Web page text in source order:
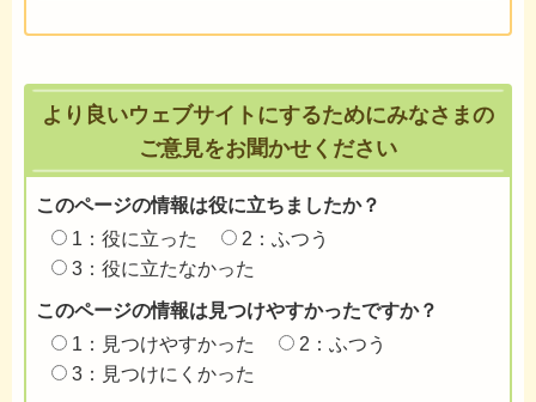
より良いウェブサイトにするためにみなさまの
ご意見をお聞かせください
このページの情報は役に立ちましたか？
1：役に立った
2：ふつう
3：役に立たなかった
このページの情報は見つけやすかったですか？
1：見つけやすかった
2：ふつう
3：見つけにくかった